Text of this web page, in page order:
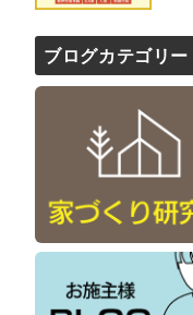
ブログカテゴリー